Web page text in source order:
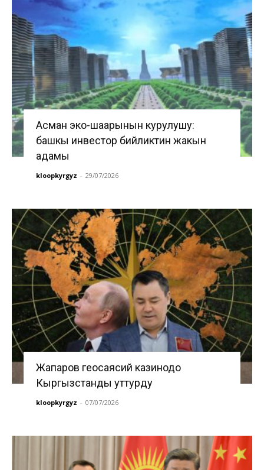
Асман эко-шаарынын курулушу:
башкы инвестор бийликтин жакын
адамы
kloopkyrgyz - 29/07/2026
Жапаров геосаясий казинодо
Кыргызстанды уттурду
kloopkyrgyz - 07/07/2026